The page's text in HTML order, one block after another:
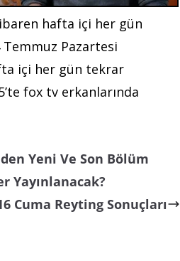
hafta içi her gün
Pazartesi
içi her gün tekrar
fox tv erkanlarında
Yeni Ve Son Bölüm
Yayınlanacak?
Cuma Reyting Sonuçları